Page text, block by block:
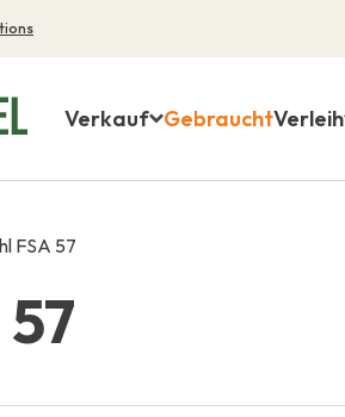
Verkauf GebrauchtVerleih
FSA 57